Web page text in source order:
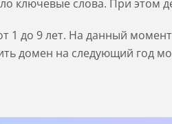
ключевые слова. При этом
1 до 9 лет. На данный
домен на следующий год